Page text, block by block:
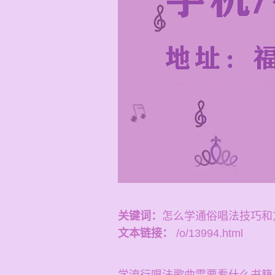
关键词： 怎么学通俗唱法技巧
文本链接：
/o/13994.html